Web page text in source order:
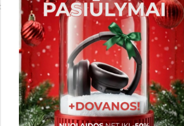
EQ, 1 kHz, 3.54 cm / sec)